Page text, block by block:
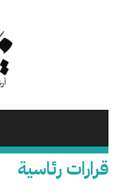
قرارات رئاسية